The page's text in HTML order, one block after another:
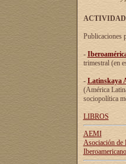
Publicaciones
-
trimestral (en
- Latinskaya
(América
sociopolítica
LIBROS
AEMI
Asociación de
Iberoamericano